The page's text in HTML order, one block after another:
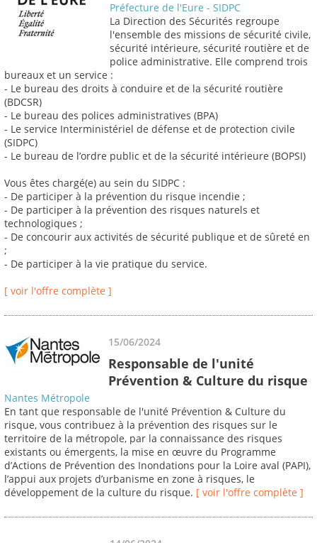
Préfecture de l'Eure - SIDPC
La Direction des Sécurités regroupe
l'ensemble des missions de sécurité civile,
sécurité intérieure, sécurité routière et de
police administrative. Elle comprend trois
bureaux et un service :
- Le bureau des droits à conduire et de la sécurité routière
(BDCSR)
- Le bureau des polices administratives (BPA)
- Le service Interministériel de défense et de protection civile
(SIDPC)
- Le bureau de l’ordre public et de la sécurité intérieure (BOPSI)
Vous êtes chargé(e) au sein du SIDPC :
- De participer à la prévention du risque incendie ;
- De participer à la prévention des risques naturels et
technologiques ;
- De concourir aux activités de sécurité publique et de sûreté en
;
- De participer à la vie pratique du service.
[ voir l'offre complète ]
15/06/2024
Responsable de l'unité
Prévention & Culture du risque
Nantes Métropole
En tant que responsable de l'unité Prévention & Culture du
risque, vous contribuez à la prévention des risques sur le
territoire de la métropole, par la connaissance des risques
existants ou émergents, la mise en œuvre du Programme
d’Actions de Prévention des Inondations pour la Loire aval (PAPI),
l’appui aux projets d’urbanisme en zone à risques, le
développement de la culture du risque. [ voir l'offre complète ]